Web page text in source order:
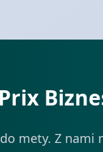
mety. Z nami